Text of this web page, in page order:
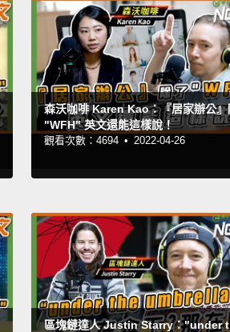
森沃咖啡 Karen Kao：『居家辦公』
"WFH" 英文還能這樣說！
觀看次數：4694 • 2022-04-26
區塊鏈達人 Justin Starry："under